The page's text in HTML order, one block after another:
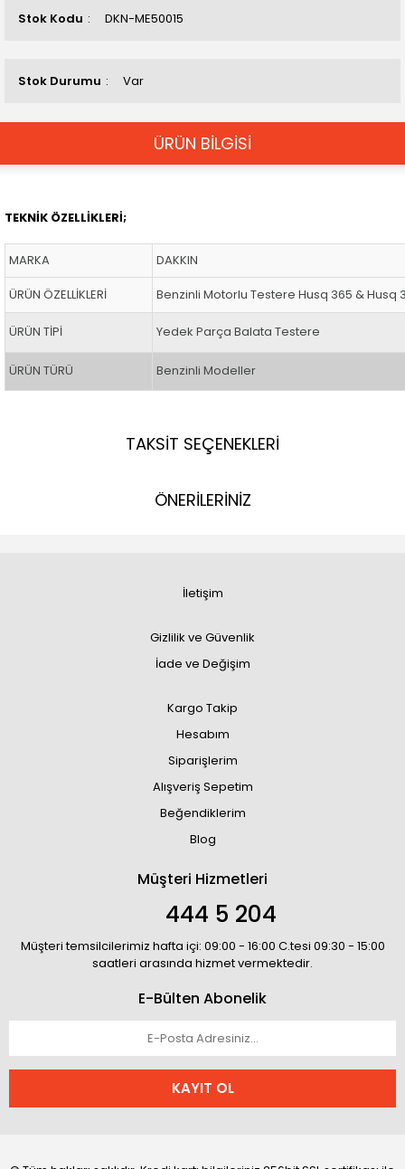
Stok Kodu DKN-ME50015
Stok Durumu Var
ÜRÜN BİLGİSİ
TEKNİK ÖZELLİKLERİ;
MARKA
DAKKIN
ÜRÜN ÖZELLİKLERİ
Benzinli Motorlu Testere Husq 365 & Husq
ÜRÜN TİPİ Yedek Parça Balata Testere
ÜRÜN TÜRÜ Benzinli Modeller
TAKSİT SEÇENEKLERİ
ÖNERİLERİNİZ
İletişim
Gizlilik ve Güvenlik
İade ve Değişim
Kargo Takip
Hesabım
Siparişlerim
Alışveriş Sepetim
Beğendiklerim
Blog
Müşteri Hizmetleri
444 5 204
Müşteri temsilcilerimiz hafta içi: 09:00 - 16:00 C.tesi 09:30 - 15:00
saatleri arasında hizmet vermektedir.
E-Bülten Abonelik
KAYIT OL